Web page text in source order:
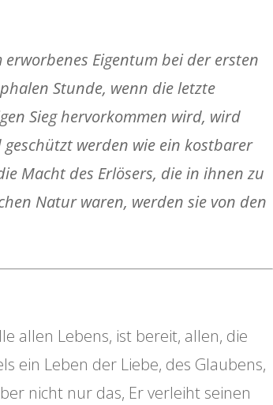
Eigentum bei der ersten
Stunde, wenn die letzte
Sieg hervorkommen wird, wird
werden wie ein kostbarer
Macht des Erlösers, die in ihnen zu
Natur waren, werden sie von den
allen Lebens, ist bereit, allen, die
ein Leben der Liebe, des Glaubens,
nicht nur das, Er verleiht seinen